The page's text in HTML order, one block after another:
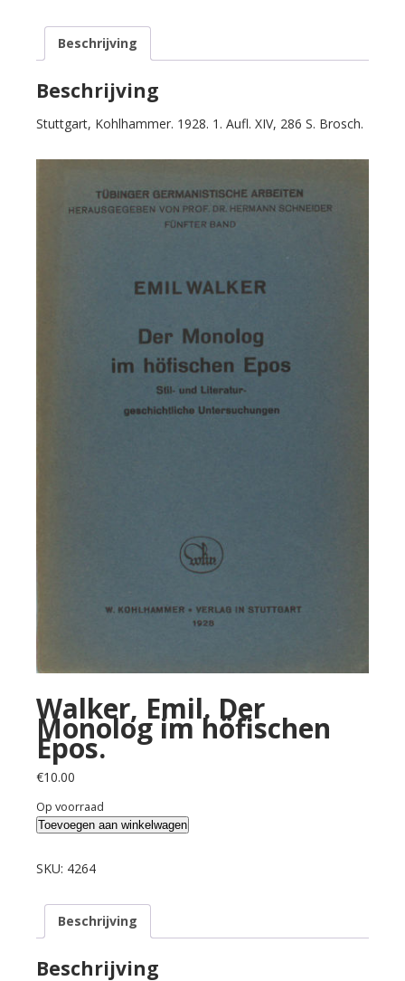
im
höfischen
Epos.
aantal
Beschrijving
Beschrijving
Stuttgart, Kohlhammer. 1928. 1. Aufl. XIV, 286 S. Brosch.
Walker, Emil. Der
Monolog im höfischen
Epos.
€10.00
Op voorraad
Walker,
Der
im
höfischen
Epos.
aantal
Toevoegen aan winkelwagen
SKU: 4264
Beschrijving
Beschrijving